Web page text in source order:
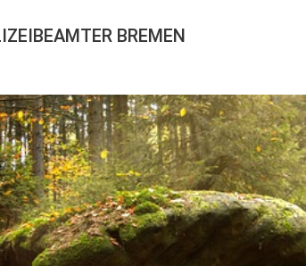
BREMEN